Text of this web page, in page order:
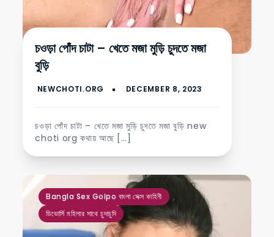
চওড়া পোঁদ চাটা – খেতে মজা মুড়ি চুদতে মজা
বুড়ি
চওড়া পোঁদ চাটা – খেতে মজা মুড়ি চুদতে মজা বুড়ি new
choti org কথায় আছে […]
Bangla Sex Golpo বাংলা সেক্স কাহিনী ,
ডিভোর্সি মহিলার সাথে চুদাচুদি